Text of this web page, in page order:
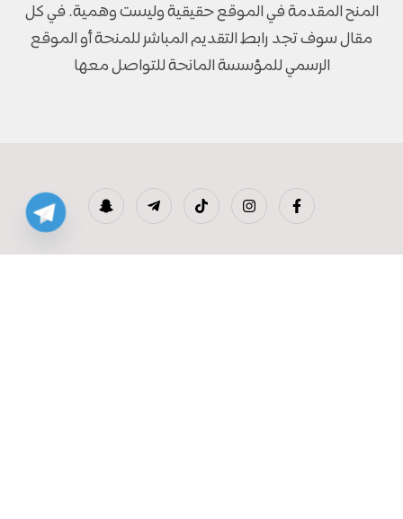
المنح المقدمة في الموقع حقيقية وليست وهمية. في كل
مقال سوف تجد رابط التقديم المباشر للمنحة أو الموقع
الرسمي للمؤسسة المانحة للتواصل معها